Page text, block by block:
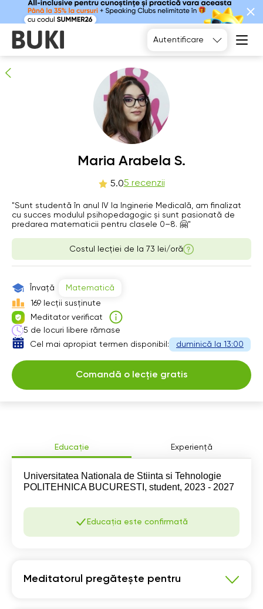
Autentificare
Maria Arabela S. persoane recomandă
Educație Experiență
Universitatea Nationala de Stiinta si Tehnologie
POLITEHNICA BUCURESTI, student, 2023 - 2027
Educația este confirmată
Meditatorul pregătește pentru
Maria Arabela S.
5.05 recenzii
"Sunt studentă în anul IV la Inginerie Medicală, am finalizat
cu succes modulul psihopedagogic și sunt pasionată de
predarea matematicii pentru clasele 0–8. 🤗"
Costul lecției de la 73 lei/oră
Învață
Matematică
169 lecții susținute
Meditator verificat
5 de locuri libere rămase
Cel mai apropiat termen disponibil:
duminică la 13:00
Comandă o lecție gratis
Sa
Su
Nu există
ore libere
Nu există
ore libere
13:00
13:30
14:00
16:00
15:00